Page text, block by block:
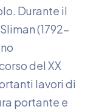
Durante il
(1792-
del XX
lavori di
portante e